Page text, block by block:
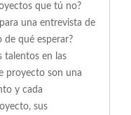
que tú no?
una entrevista de
de qué esperar?
talentos en las
proyecto son una
y cada
sus